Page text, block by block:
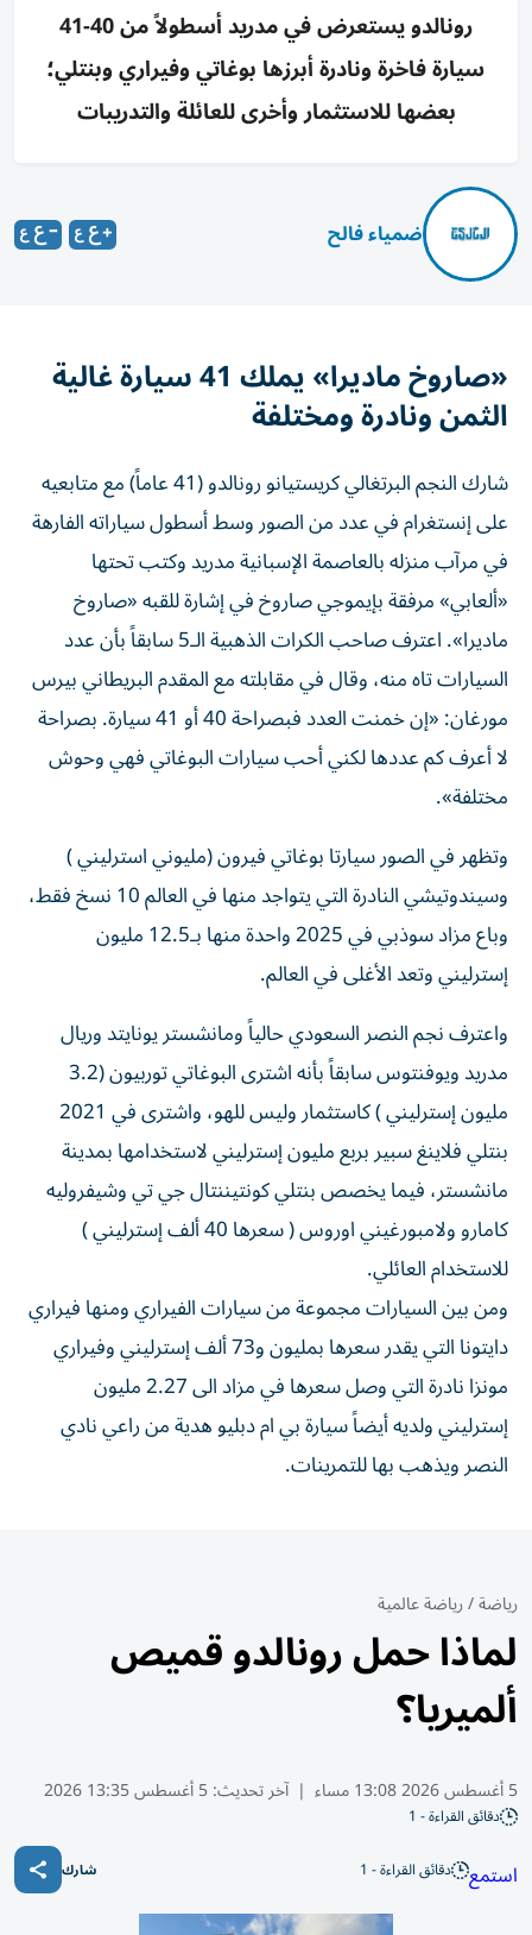
رونالدو يستعرض في مدريد أسطولاً من 40-41
سيارة فاخرة ونادرة أبرزها بوغاتي وفيراري وبنتلي؛
بعضها للاستثمار وأخرى للعائلة والتدريبات
ضمياء فالح
«صاروخ ماديرا» يملك 41 سيارة غالية
الثمن ونادرة ومختلفة
شارك النجم البرتغالي كريستيانو رونالدو (41 عاماً) مع متابعيه
على إنستغرام في عدد من الصور وسط أسطول سياراته الفارهة
في مرآب منزله بالعاصمة الإسبانية مدريد وكتب تحتها
«ألعابي» مرفقة بإيموجي صاروخ في إشارة للقبه «صاروخ
ماديرا». اعترف صاحب الكرات الذهبية الـ5 سابقاً بأن عدد
السيارات تاه منه، وقال في مقابلته مع المقدم البريطاني بيرس
مورغان: «إن خمنت العدد فبصراحة 40 أو 41 سيارة. بصراحة
لا أعرف كم عددها لكني أحب سيارات البوغاتي فهي وحوش
مختلفة».
وتظهر في الصور سيارتا بوغاتي فيرون (مليوني استرليني )
وسيندوتيشي النادرة التي يتواجد منها في العالم 10 نسخ فقط،
وباع مزاد سوذبي في 2025 واحدة منها بـ12.5 مليون
إسترليني وتعد الأغلى في العالم.
واعترف نجم النصر السعودي حالياً ومانشستر يونايتد وريال
مدريد ويوفنتوس سابقاً بأنه اشترى البوغاتي توربيون (3.2
مليون إسترليني ) كاستثمار وليس للهو، واشترى في 2021
بنتلي فلاينغ سبير بربع مليون إسترليني لاستخدامها بمدينة
مانشستر، فيما يخصص بنتلي كونتيننتال جي تي وشيفروليه
كامارو ولامبورغيني اوروس ( سعرها 40 ألف إسترليني )
للاستخدام العائلي.
ومن بين السيارات مجموعة من سيارات الفيراري ومنها فيراري
دايتونا التي يقدر سعرها بمليون و73 ألف إسترليني وفيراري
مونزا نادرة التي وصل سعرها في مزاد الى 2.27 مليون
إسترليني ولديه أيضاً سيارة بي ام دبليو هدية من راعي نادي
النصر ويذهب بها للتمرينات.
رياضة/رياضة عالمية
لماذا حمل رونالدو قميص
ألميريا؟
5 أغسطس 2026 13:08 مساء | آخر تحديث:5 أغسطس 13:35 2026
دقائق القراءة - 1
استمع دقائق القراءة - 1 شارك